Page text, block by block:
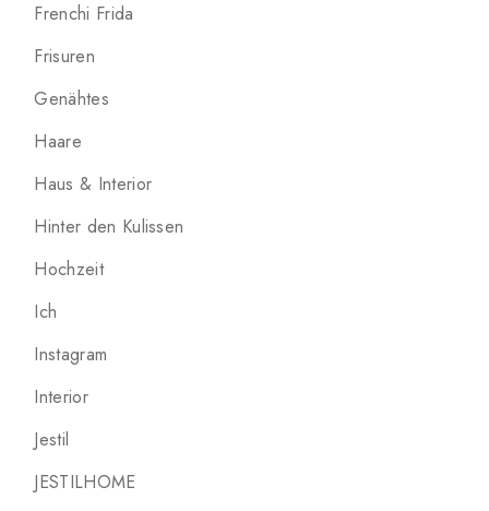
Frenchi Frida
Frisuren
Genähtes
Haare
Haus & Interior
Hinter den Kulissen
Hochzeit
Ich
Instagram
Interior
Jestil
JESTILHOME